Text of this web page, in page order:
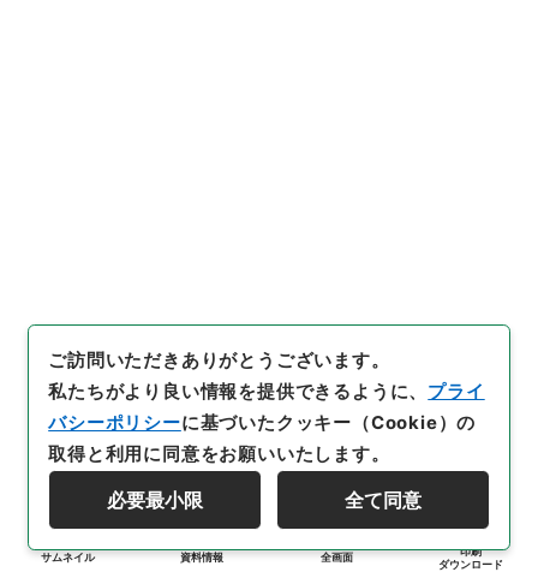
サムネイル 資料情報 全画面
印刷
ダウンロード
ご訪問いただきありがとうございます。
私たちがより良い情報を提供できるように、 プライ
バシーポリシーに基づいたクッキー（Cookie）の
取得と利用に同意をお願いいたします。
必要最小限 全て同意